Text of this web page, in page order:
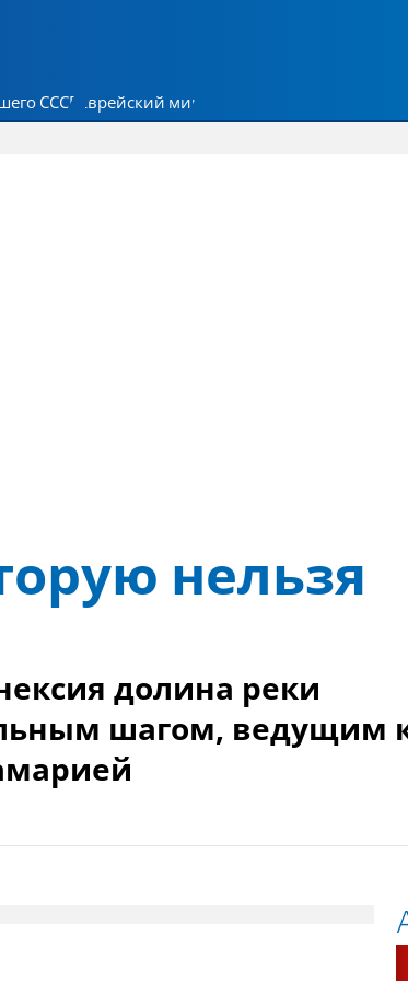
СССР Еврейский мир
нельзя
долина реки
шагом, ведущим